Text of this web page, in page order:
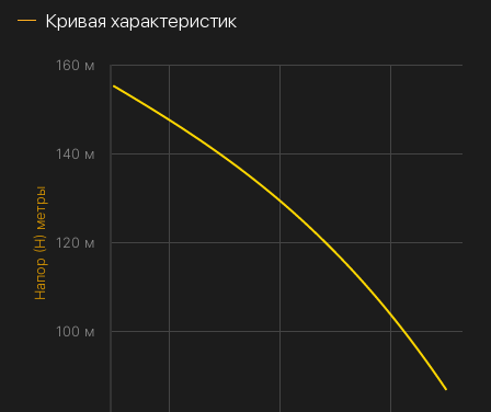
Кривая характеристик
Напор (H) метры
100 м
120 м
140 м
160 м